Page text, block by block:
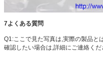
7よくある質問
Q1:ここで見た写真は,実際の製品と
確認したい場合は,詳細にご連絡くだ